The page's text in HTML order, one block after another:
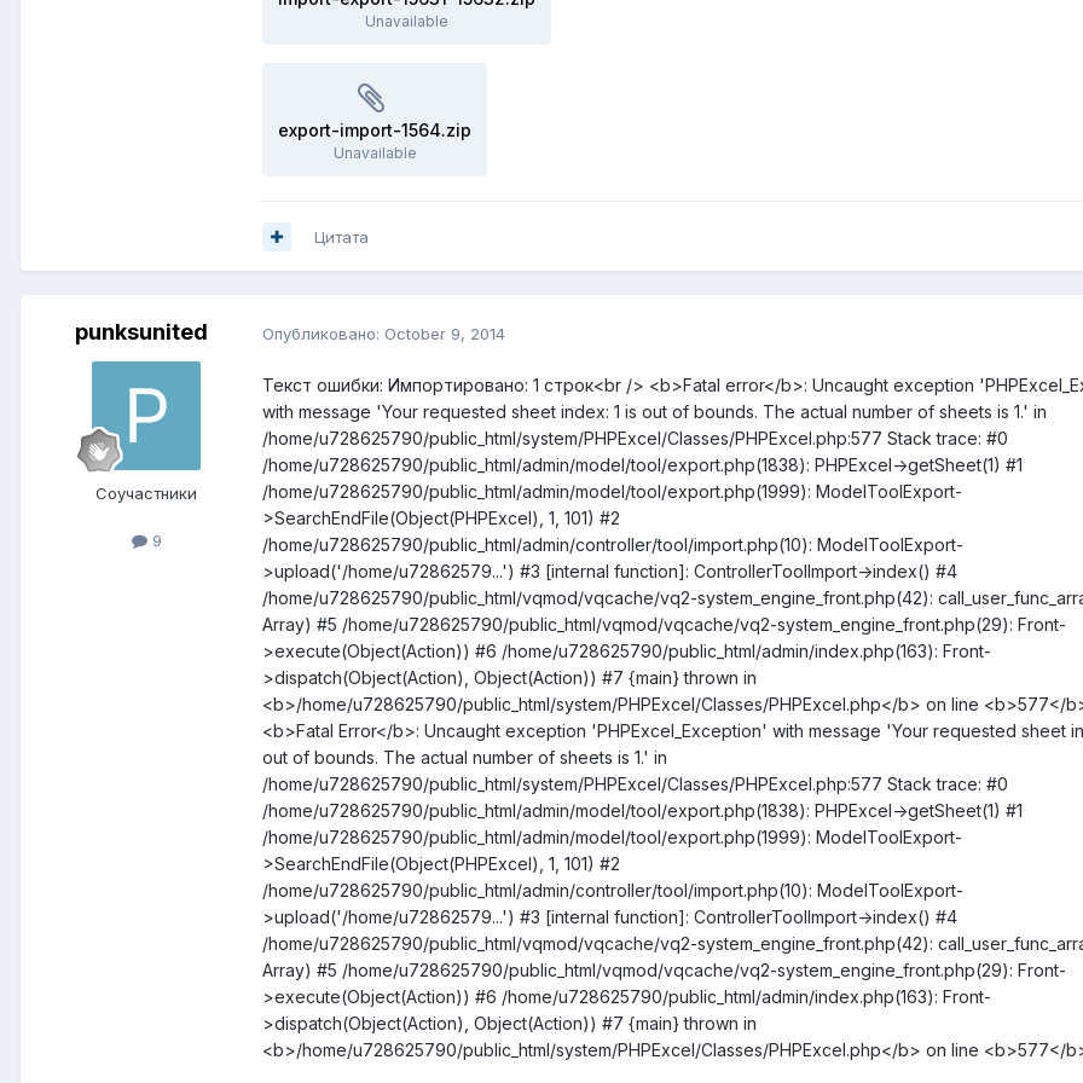
Unavailable
export-import-1564.zip
Unavailable
Цитата
punksunited
Соучастники
9
Опубликовано: October 9, 2014
Текст ошибки: Импортировано: 1 строк<br /> <b>Fatal error</b>: Uncaught exception
with message 'Your requested sheet index: 1 is out of bounds. The actual number of sheets is 1.' in
/home/u728625790/public_html/system/PHPExcel/Classes/PHPExcel.php:577 Stack trace: #0
/home/u728625790/public_html/admin/model/tool/export.php(1838): PHPExcel->getSheet(1) #1
/home/u728625790/public_html/admin/model/tool/export.php(1999): ModelToolExport-
>SearchEndFile(Object(PHPExcel), 1, 101) #2
/home/u728625790/public_html/admin/controller/tool/import.php(10): ModelToolExport-
>upload('/home/u72862579...') #3 [internal function]: ControllerToolImport->index() #4
/home/u728625790/public_html/vqmod/vqcache/vq2-system_engine_front.php(42):
Array) #5 /home/u728625790/public_html/vqmod/vqcache/vq2-system_engine_front.php(29): Front-
>execute(Object(Action)) #6 /home/u728625790/public_html/admin/index.php(163): Front-
>dispatch(Object(Action), Object(Action)) #7 {main} thrown in
<b>/home/u728625790/public_html/system/PHPExcel/Classes/PHPExcel.php</b> on line <b>577</
<b>Fatal Error</b>: Uncaught exception 'PHPExcel_Exception' with message 'Your requested sheet
out of bounds. The actual number of sheets is 1.' in
/home/u728625790/public_html/system/PHPExcel/Classes/PHPExcel.php:577 Stack trace: #0
/home/u728625790/public_html/admin/model/tool/export.php(1838): PHPExcel->getSheet(1) #1
/home/u728625790/public_html/admin/model/tool/export.php(1999): ModelToolExport-
>SearchEndFile(Object(PHPExcel), 1, 101) #2
/home/u728625790/public_html/admin/controller/tool/import.php(10): ModelToolExport-
>upload('/home/u72862579...') #3 [internal function]: ControllerToolImport->index() #4
/home/u728625790/public_html/vqmod/vqcache/vq2-system_engine_front.php(42):
Array) #5 /home/u728625790/public_html/vqmod/vqcache/vq2-system_engine_front.php(29): Front-
>execute(Object(Action)) #6 /home/u728625790/public_html/admin/index.php(163): Front-
>dispatch(Object(Action), Object(Action)) #7 {main} thrown in
<b>/home/u728625790/public_html/system/PHPExcel/Classes/PHPExcel.php</b> on line <b>577</